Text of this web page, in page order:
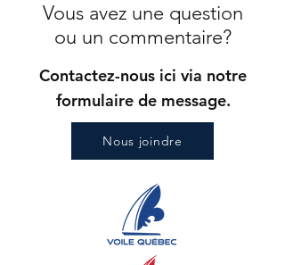
Vous avez une question
ou un commentaire?
Contactez-nous ici via notre
formulaire de message.
Nous joindre